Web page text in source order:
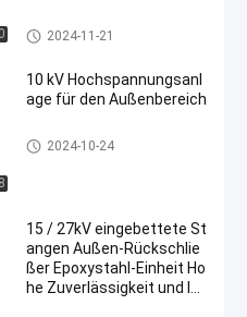
Hochspannungsvakuumleistu
ngsschalter
2024-11-21
10 kV Hochspannungsanl
age für den Außenbereich
Hochspannungsvakuumleistu
ngsschalter
2024-10-24
15 / 27kV eingebettete St
angen Außen-Rückschlie
ßer Epoxystahl-Einheit Ho
he Zuverlässigkeit und la